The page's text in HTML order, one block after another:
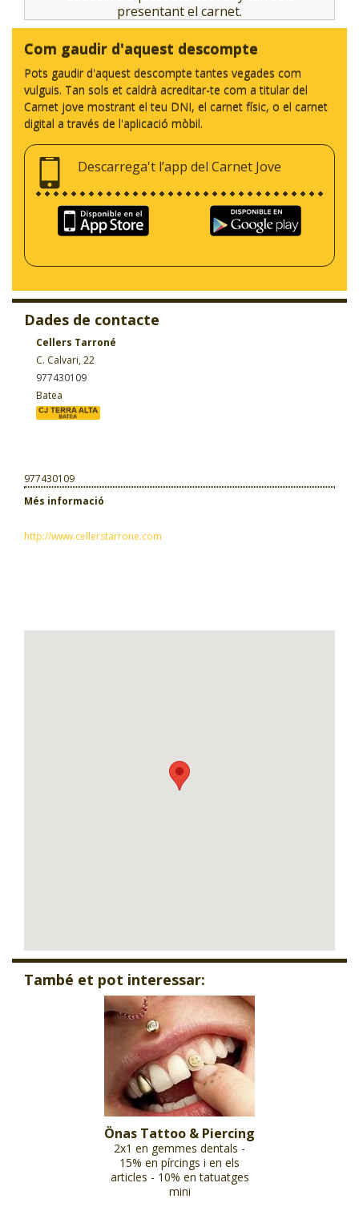
presentant el carnet.
Com gaudir d'aquest descompte
Pots gaudir d'aquest descompte tantes vegades com
vulguis. Tan sols et caldrà acreditar-te com a titular del
Carnet jove mostrant el teu DNI, el carnet físic, o el carnet
digital a través de l'aplicació mòbil.
Descarrega't l’app del Carnet Jove
Dades de contacte
Cellers Tarroné
C. Calvari, 22
977430109
Batea
977430109
Més informació
http://www.cellerstarrone.com
També et pot interessar:
Önas Tattoo & Piercing
2x1 en gemmes dentals -
15% en pírcings i en els
articles - 10% en tatuatges
mini